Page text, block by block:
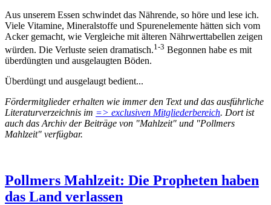
Aus unserem Essen schwindet das Nährende, so höre und lese ich.
Viele Vitamine, Mineralstoffe und Spurenelemente hätten sich vom
Acker gemacht, wie Vergleiche mit älteren Nährwerttabellen zeigen
würden. Die Verluste seien dramatisch.1-3 Begonnen habe es mit
überdüngten und ausgelaugten Böden.
Überdüngt und ausgelaugt bedient...
Fördermitglieder erhalten wie immer den Text und das ausführliche
Literaturverzeichnis im => exclusiven Mitgliederbereich. Dort ist
auch das Archiv der Beiträge von "Mahlzeit" und "Pollmers
Mahlzeit" verfügbar.
Pollmers Mahlzeit: Die Propheten haben
das Land verlassen